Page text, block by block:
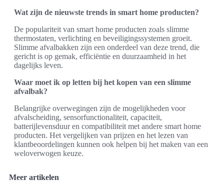
Wat zijn de nieuwste trends in smart home producten?
De populariteit van smart home producten zoals slimme
thermostaten, verlichting en beveiligingssystemen groeit.
Slimme afvalbakken zijn een onderdeel van deze trend, die
gericht is op gemak, efficiëntie en duurzaamheid in het
dagelijks leven.
Waar moet ik op letten bij het kopen van een slimme
afvalbak?
Belangrijke overwegingen zijn de mogelijkheden voor
afvalscheiding, sensorfunctionaliteit, capaciteit,
batterijlevensduur en compatibiliteit met andere smart home
producten. Het vergelijken van prijzen en het lezen van
klantbeoordelingen kunnen ook helpen bij het maken van een
weloverwogen keuze.
Meer artikelen